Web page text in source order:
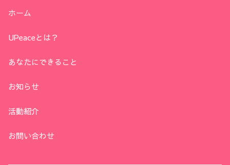
ホーム
UPeaceとは？
あなたにできること
お知らせ
活動紹介
お問い合わせ